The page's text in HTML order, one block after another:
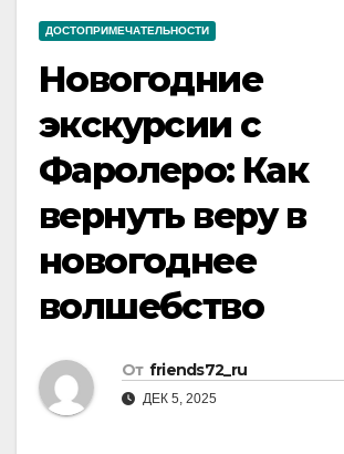
ДОСТОПРИМЕЧАТЕЛЬНОСТИ
Новогодние
экскурсии с
Фаролеро: Как
вернуть веру в
новогоднее
волшебство
От friends72_ru
ДЕК 5, 2025